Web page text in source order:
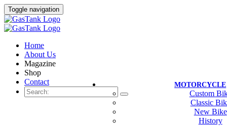
Toggle navigation
Home
About Us
Magazine
Shop
Contact
MOTORCYCLE
Custom
Classic
New Bike
History